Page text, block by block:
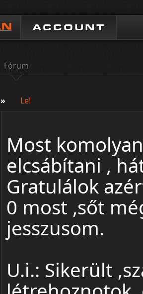
ACCOUNT
Fórum
» Le!
Most
elcsábítani ,
Gratulálok
0 most ,sőt
jesszusom.
U.i.: Sikerült